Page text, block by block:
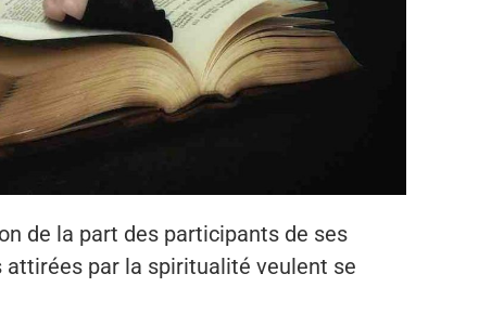
de la part des participants de ses
attirées par la spiritualité veulent se